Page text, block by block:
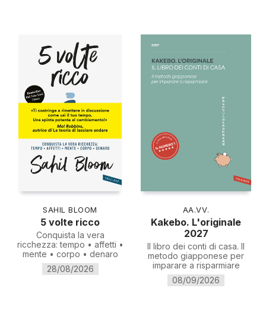
SAHIL BLOOM
5 volte ricco
Conquista la vera
ricchezza: tempo • affetti •
mente • corpo • denaro
28/08/2026
AA.VV.
Kakebo. L'originale
2027
Il libro dei conti di casa. Il
metodo giapponese per
imparare a risparmiare
08/09/2026